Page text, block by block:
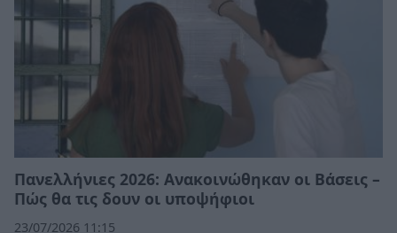
Πανελλήνιες 2026: Ανακοινώθηκαν οι Βάσεις –
Πώς θα τις δουν οι υποψήφιοι
23/07/2026 11:15